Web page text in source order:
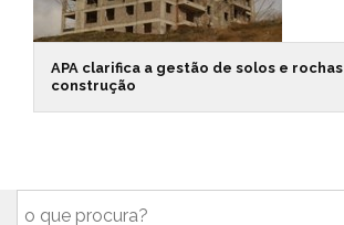
APA clarifica a gestão de solos e
construção